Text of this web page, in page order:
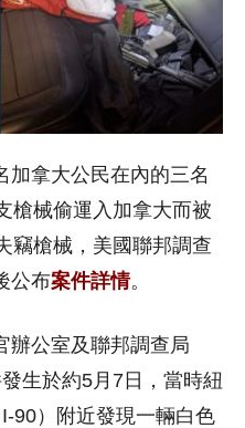
加拿大公民在內的三名
槍械偷運入加拿大而被
竊槍械，美國聯邦調查
公布案件詳情。
辦公室及聯邦調查局
生於約5月7日，當時紐
90）附近發現一輛白色